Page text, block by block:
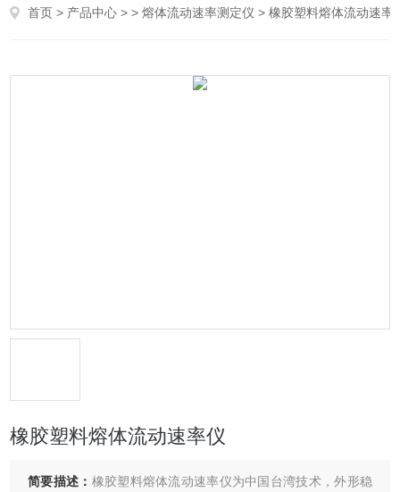
首页 > 产品中心 > >熔体流动速率测定仪 > 橡胶塑料熔体流动速率
橡胶塑料熔体流动速率仪
简要描述： 橡胶塑料熔体流动速率仪为中国台湾技术，外形稳